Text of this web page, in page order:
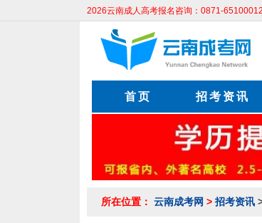
2026云南成人高考报名咨询：0871-65100012
首页 招考资讯
所在位置： 云南成考网 > 招考资讯